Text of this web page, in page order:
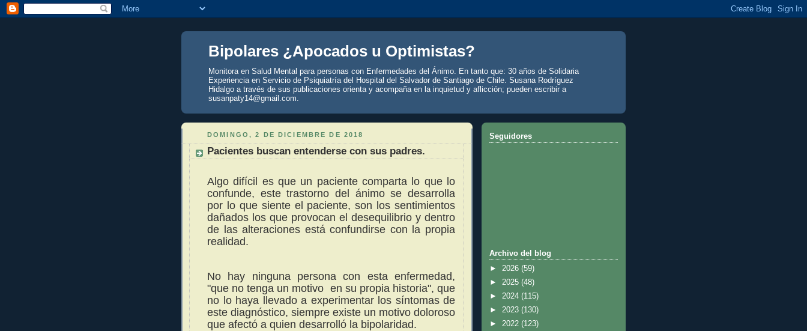
Bipolares ¿Apocados u Optimistas?
Monitora en Salud Mental para personas con Enfermedades del Ánimo. En tanto que: 30 años de Solidaria
Experiencia en Servicio de Psiquiatría del Hospital del Salvador de Santiago de Chile. Susana Rodríguez
Hidalgo a través de sus publicaciones orienta y acompaña en la inquietud y aflicción; pueden escribir a
susanpaty14@gmail.com.
DOMINGO, 2 DE DICIEMBRE DE 2018
Pacientes buscan entenderse con sus padres.
Algo difícil es que un paciente comparta lo que lo
confunde, este trastorno del ánimo se desarrolla
por lo que siente el paciente, son los sentimientos
dañados los que provocan el desequilibrio y dentro
de las alteraciones está confundirse con la propia
realidad.
No hay ninguna persona con esta enfermedad,
"que no tenga un motivo en su propia historia", que
no lo haya llevado a experimentar los síntomas de
este diagnóstico, siempre existe un motivo doloroso
que afectó a quien desarrolló la bipolaridad.
Seguidores
Archivo del blog
► 2026 (59)
► 2025 (48)
► 2024 (115)
► 2023 (130)
► 2022 (123)